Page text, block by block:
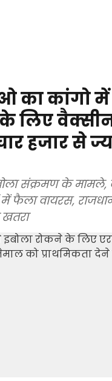
का कांगो में
लिए
हजार से
संक्रमण के मामले,
में फैला वायरस,